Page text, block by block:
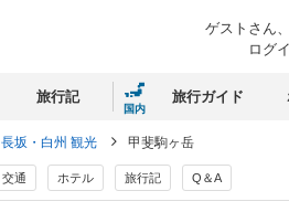
ゲストさん、
ログ
旅行記
国内
旅行ガイド
長坂・白州 観光 甲斐駒ヶ岳
交通 ホテル 旅行記 Q＆A